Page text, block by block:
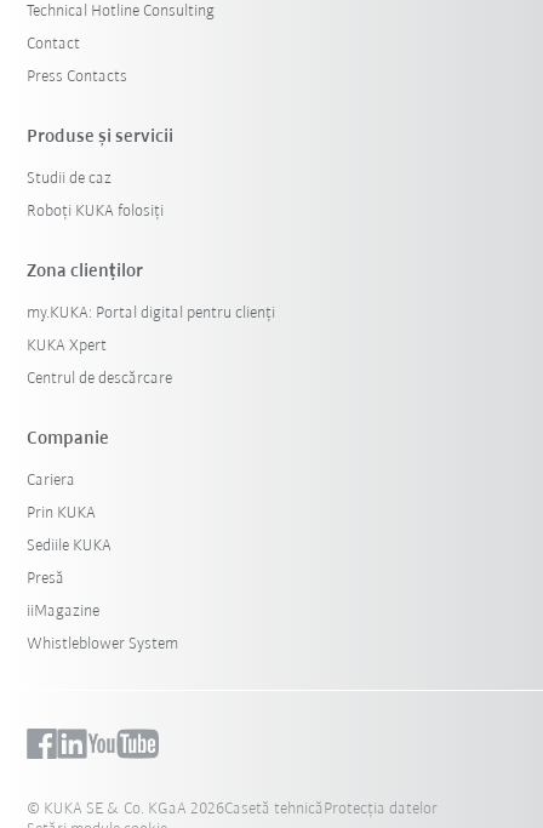
Technical Hotline Consulting
Contact
Press Contacts
Produse şi servicii
Studii de caz
Roboți KUKA folosiți
Zona clienților
my.KUKA: Portal digital pentru clienți
KUKA Xpert
Centrul de descărcare
Companie
Cariera
Prin KUKA
Sediile KUKA
Presă
iiMagazine
Whistleblower System
© KUKA SE & Co. KGaA 2026Casetă tehnică Protecția datelor